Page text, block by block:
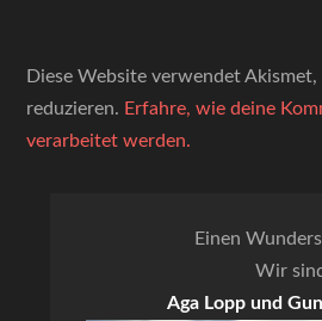
Diese Website verwendet Akismet,
reduzieren. Erfahre, wie deine
verarbeitet werden.
Einen
Wir
Aga Lopp und